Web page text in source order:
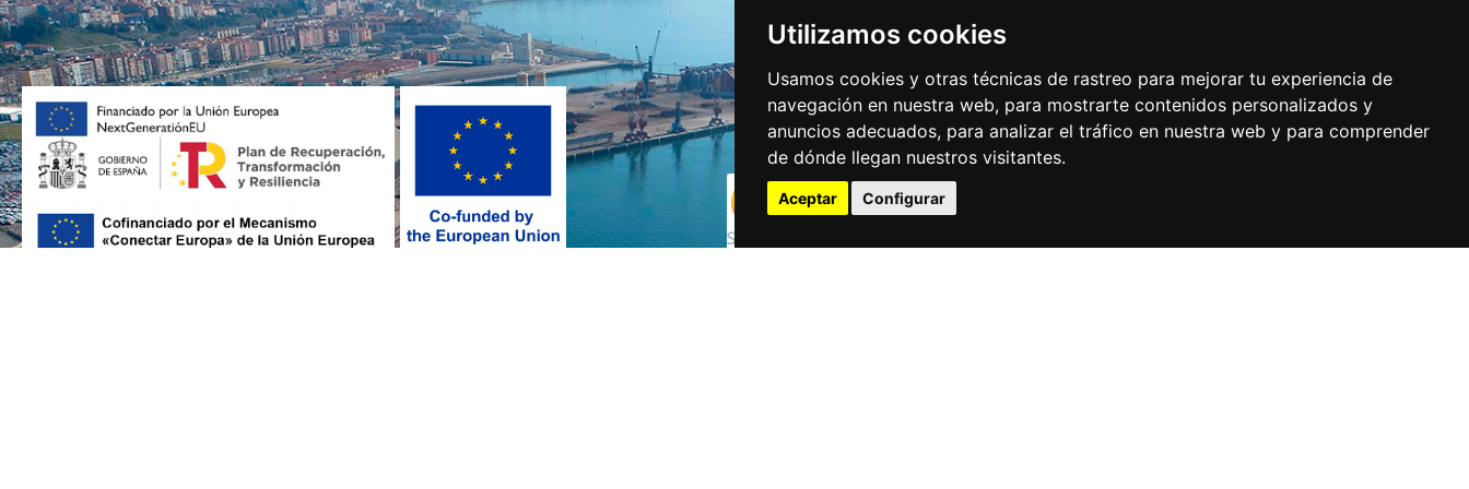
Utilizamos cookies
Usamos cookies y otras técnicas de rastreo para mejorar tu experiencia de
navegación en nuestra web, para mostrarte contenidos personalizados y
anuncios adecuados, para analizar el tráfico en nuestra web y para comprender
de dónde llegan nuestros visitantes.
Aceptar Configurar